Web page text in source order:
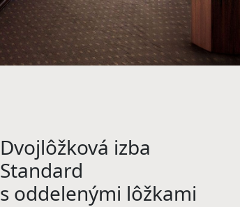
Dvojlôžková izba
Standard
s oddelenými lôžkami